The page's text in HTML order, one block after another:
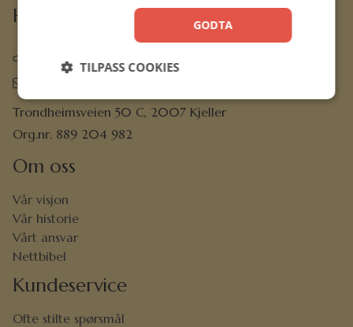
Hermon Forlag AS
Trondheimsveien 50 C, 2007 Kjeller
Org.nr. 889 204 982
Om oss
Vår visjon
Vår historie
Vårt ansvar
Nettbibel
Kundeservice
Ofte stilte spørsmål
GODTA
TILPASS COOKIES